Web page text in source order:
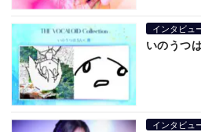
インタビュ
いのうつ
インタビュ